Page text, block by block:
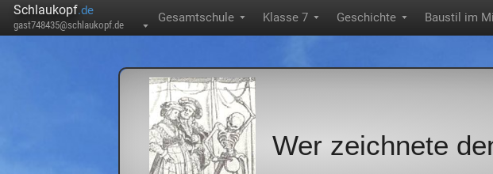
Schlaukopf.de
gast748435@schlaukopf.de ▼
Gesamtschule ▼ Klasse 7 ▼ Geschichte ▼ Baustil im
Wer zeichnete